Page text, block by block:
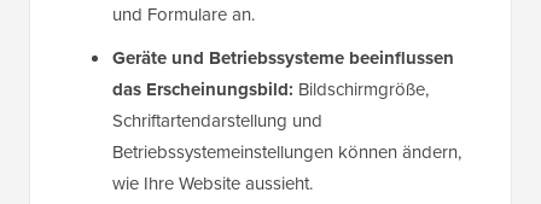
und Formulare an.
Geräte und Betriebssysteme beeinflussen
das Erscheinungsbild: Bildschirmgröße,
Schriftartendarstellung und
Betriebssystemeinstellungen können ändern,
wie Ihre Website aussieht.